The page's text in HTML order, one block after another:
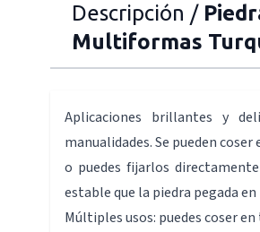
Descripción /
Multiformas
Aplicaciones brillantes y
manualidades. Se pueden
o puedes fijarlos
estable que la piedra pegada
Múltiples usos: puedes coser